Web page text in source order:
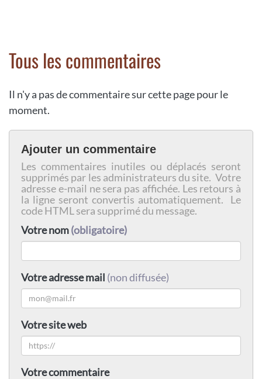
Tous les commentaires
Il n'y a pas de commentaire sur cette page pour le
moment.
Ajouter un commentaire
Les commentaires inutiles ou déplacés seront
supprimés par les administrateurs du site. Votre
adresse e-mail ne sera pas affichée. Les retours à
la ligne seront convertis automatiquement. Le
code HTML sera supprimé du message.
Votre nom(obligatoire)
Votre adresse mail (non diffusée)
Votre site web
Votre commentaire